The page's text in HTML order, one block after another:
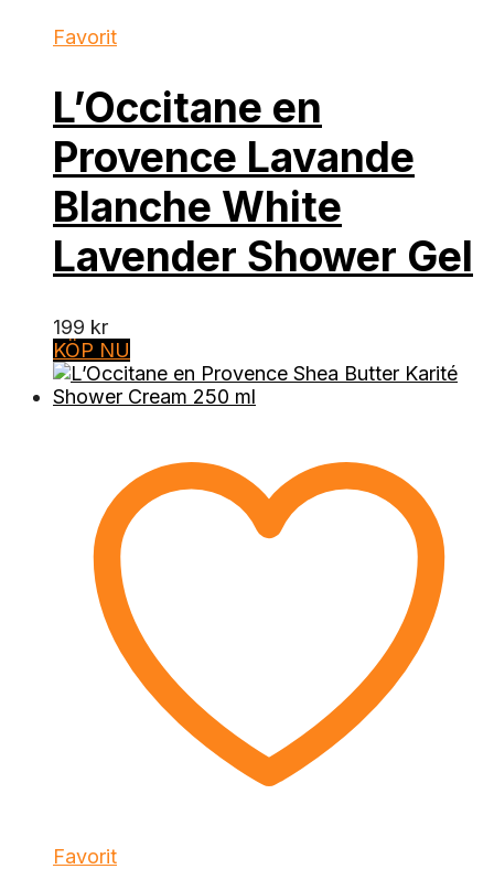
Favorit
L’Occitane en
Provence Lavande
Blanche White
Lavender Shower Gel
199 kr
KÖP NU
Favorit